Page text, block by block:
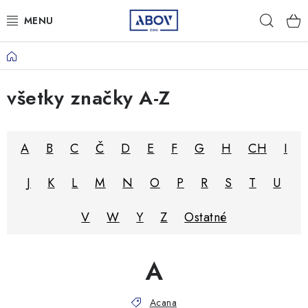
na
PSY
MAČKY
Domov
všetky značky A-Z
A B C Č D E F G H CH
I
J
K L M N O P R S T
U
V
W Y Z Ostatné
A
Acana